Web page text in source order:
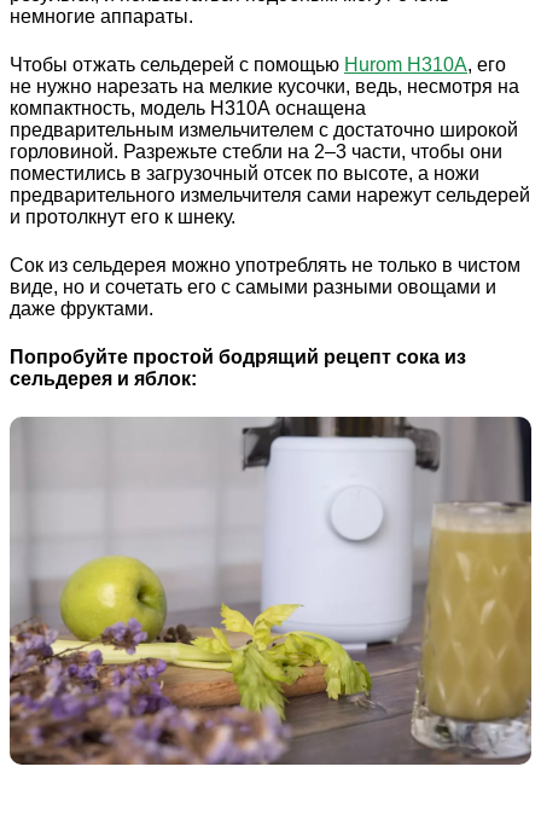
немногие аппараты.
Чтобы отжать сельдерей с помощью Hurom H310A, его
не нужно нарезать на мелкие кусочки, ведь, несмотря на
компактность, модель H310А оснащена
предварительным измельчителем с достаточно широкой
горловиной. Разрежьте стебли на 2–3 части, чтобы они
поместились в загрузочный отсек по высоте, а ножи
предварительного измельчителя сами нарежут сельдерей
и протолкнут его к шнеку.
Сок из сельдерея можно употреблять не только в чистом
виде, но и сочетать его с самыми разными овощами и
даже фруктами.
Попробуйте простой бодрящий рецепт сока из
сельдерея и яблок: